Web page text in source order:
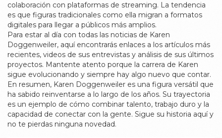
colaboración con plataformas de streaming. La tendencia
es que figuras tradicionales como ella migran a formatos
digitales para llegar a públicos más amplios.
Para estar al día con todas las noticias de Karen
Doggenweiler, aquí encontrarás enlaces a los artículos más
recientes, videos de sus entrevistas y análisis de sus últimos
proyectos. Mantente atento porque la carrera de Karen
sigue evolucionando y siempre hay algo nuevo que contar.
En resumen, Karen Doggenweiler es una figura versátil que
ha sabido reinventarse a lo largo de los años. Su trayectoria
es un ejemplo de cómo combinar talento, trabajo duro y la
capacidad de conectar con la gente. Sigue su historia aquí y
no te pierdas ninguna novedad.